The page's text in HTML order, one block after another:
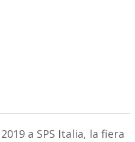
a SPS Italia, la fiera